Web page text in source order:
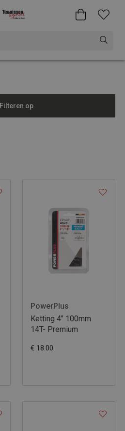
Filteren op
PowerPlus
Ketting 4" 100mm
14T- Premium
€ 18.00